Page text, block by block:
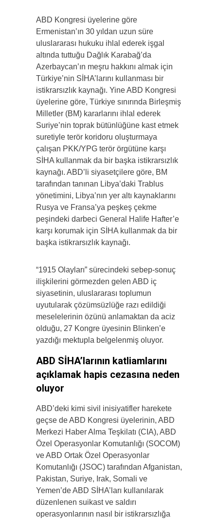
ABD Kongresi üyelerine göre
Ermenistan’ın 30 yıldan uzun süre
uluslararası hukuku ihlal ederek işgal
altında tuttuğu Dağlık Karabağ’da
Azerbaycan’ın meşru hakkını almak için
Türkiye’nin SİHA’larını kullanması bir
istikrarsızlık kaynağı. Yine ABD Kongresi
üyelerine göre, Türkiye sınırında Birleşmiş
Milletler (BM) kararlarını ihlal ederek
Suriye’nin toprak bütünlüğüne kast etmek
suretiyle terör koridoru oluşturmaya
çalışan PKK/YPG terör örgütüne karşı
SİHA kullanmak da bir başka istikrarsızlık
kaynağı. ABD’li siyasetçilere göre, BM
tarafından tanınan Libya’daki Trablus
yönetimini, Libya’nın yer altı kaynaklarını
Rusya ve Fransa’ya peşkeş çekme
peşindeki darbeci General Halife Hafter’e
karşı korumak için SİHA kullanmak da bir
başka istikrarsızlık kaynağı.
“1915 Olayları” sürecindeki sebep-sonuç
ilişkilerini görmezden gelen ABD iç
siyasetinin, uluslararası toplumun
uyutularak çözümsüzlüğe razı edildiği
meselelerinin özünü anlamaktan da aciz
olduğu, 27 Kongre üyesinin Blinken’e
yazdığı mektupla belgelenmiş oluyor.
ABD SİHA’larının katliamlarını
açıklamak hapis cezasına neden
oluyor
ABD’deki kimi sivil inisiyatifler harekete
geçse de ABD Kongresi üyelerinin, ABD
Merkezi Haber Alma Teşkilatı (CIA), ABD
Özel Operasyonlar Komutanlığı (SOCOM)
ve ABD Ortak Özel Operasyonlar
Komutanlığı (JSOC) tarafından Afganistan,
Pakistan, Suriye, Irak, Somali ve
Yemen’de ABD SİHA’ları kullanılarak
düzenlenen suikast ve saldırı
operasyonlarının nasıl bir istikrarsızlığa